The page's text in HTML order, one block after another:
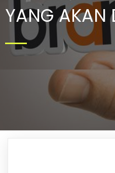
YANG AKAN